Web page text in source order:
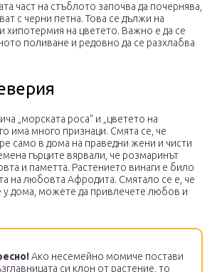
част на стъблото започва да почернява,
с черни петна. Това се дължи на
и хипотермия на цветето. Важно е да се
поливане и редовно да се разхлабва
„морската роса“ и „цветето на
има много признаци. Смята се, че
само в дома на праведни жени и чисти
гърците вярвали, че розмаринът
и паметта. Растението винаги е било
на любовта Афродита. Смятало се е, че
у дома, можете да привлечете любов и
Ако несемейно момиче постави
си клон от растение, то